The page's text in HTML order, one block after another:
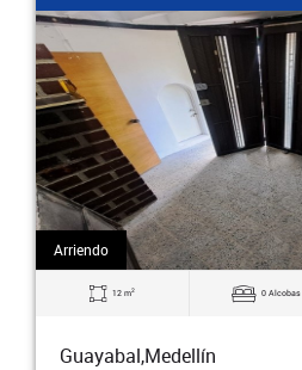
Arriendo
38 m2 0 Alcobas
Guayabal,Medellín